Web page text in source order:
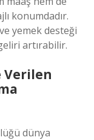
konumdadır.
yemek desteği
artırabilir.
Verilen
dünya